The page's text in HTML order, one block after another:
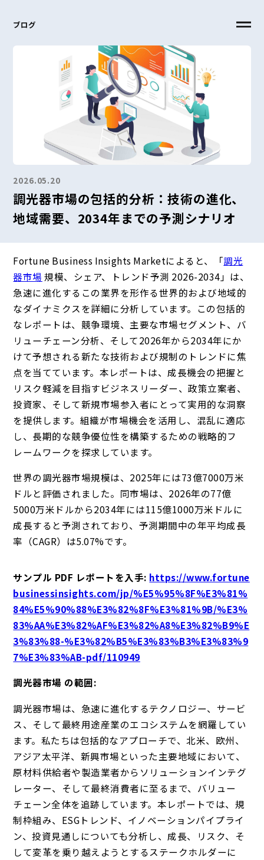
ブログ
2026.05.20
調光器市場の包括的分析：技術の進化、
地域需要、2034年までの予測シナリオ
Fortune Business Insights Marketによると、「調光
器市場 規模、シェア、トレンド予測 2026-2034」は、
急速に進化するこの業界を形作る世界的および地域的
なダイナミクスを詳細に分析しています。この包括的
なレポートは、競争環境、主要な市場セグメント、バ
リューチェーン分析、そして2026年から2034年にか
けて予想される新たな技術および規制のトレンドに焦
点を当てています。本レポートは、成長機会の把握と
リスク軽減を目指すビジネスリーダー、政策立案者、
投資家、そして新規市場参入者にとって実用的な洞察
を提供します。組織が市場機会を活用し、混乱に適応
し、長期的な競争優位性を構築するための戦略的フ
レームワークを探求しています。
世界の調光器市場規模は、2025年には73億7000万米
ドルと評価されました。同市場は、2026年の77億
5000万米ドルから2034年には115億1000万米ドルに
成長すると予測されており、予測期間中の年平均成長
率（CAGR）は5.07%です。
サンプル PDF レポートを入手: https://www.fortune
businessinsights.com/jp/%E5%95%8F%E3%81%
84%E5%90%88%E3%82%8F%E3%81%9B/%E3%
83%AA%E3%82%AF%E3%82%A8%E3%82%B9%E
3%83%88-%E3%82%B5%E3%83%B3%E3%83%9
7%E3%83%AB-pdf/110949
調光器市場 の範囲:
調光器市場は、急速に進化するテクノロジー、サービ
ス、そして最終用途産業のエコシステムを網羅してい
ます。私たちは包括的なアプローチで、北米、欧州、
アジア太平洋、新興市場といった主要地域において、
原材料供給者や製造業者からソリューションインテグ
レーター、そして最終消費者に至るまで、バリュー
チェーン全体を追跡しています。本レポートでは、規
制枠組み、ESGトレンド、イノベーションパイプライ
ン、投資見通しについても分析し、成長、リスク、そ
して変革を乗り越えようとするステークホルダーに